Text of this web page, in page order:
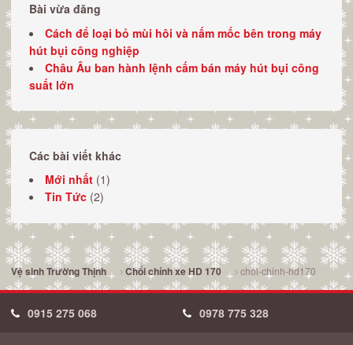
Bài vừa đăng
Cách để loại bỏ mùi hôi và nấm mốc bên trong máy
hút bụi công nghiệp
Châu Âu ban hành lệnh cấm bán máy hút bụi công
suất lớn
Các bài viết khác
Mới nhất(1)
Tin Tức(2)
Vệ sinh Trường Thịnh Chổi chính xe HD 170 choi-chinh-hd170
0915 275 068 0978 775 328